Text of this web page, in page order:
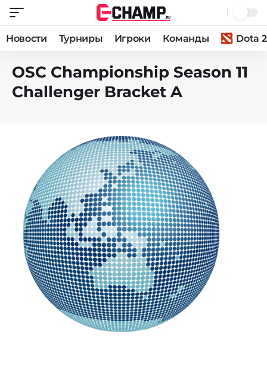
Новости Турниры Игроки Команды Dota 2
OSC Championship Season 11
Challenger Bracket A